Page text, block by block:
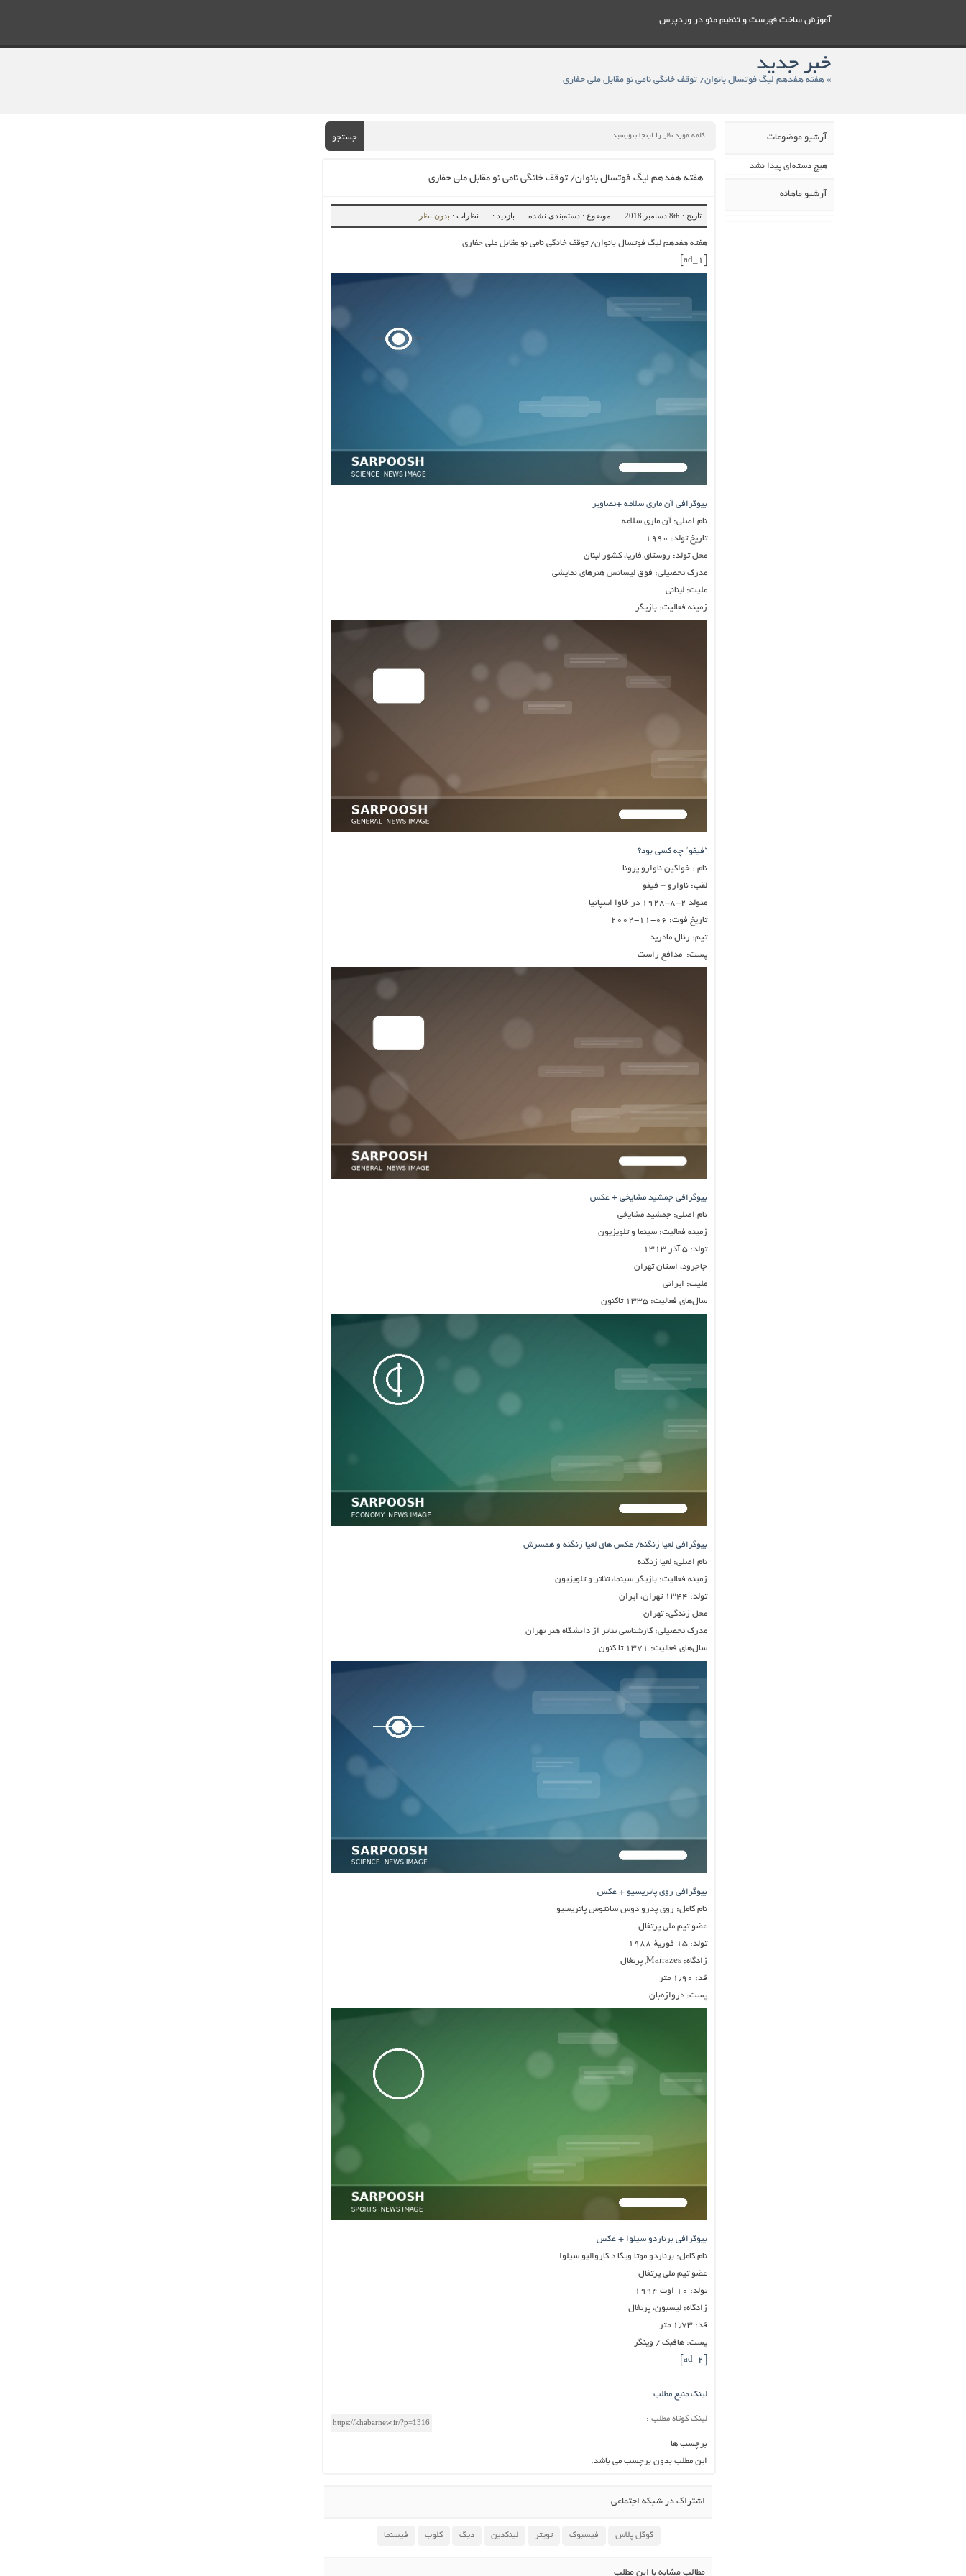
آموزش ساخت فهرست و تنظيم منو در وردپرس
خبر جدید
» هفته هفدهم لیگ فوتسال بانوان/ توقف خانگی نامی نو مقابل ملی حفاری
جستجو
هفته هفدهم لیگ فوتسال بانوان/ توقف خانگی نامی نو مقابل ملی حفاری
تاریخ : 8th دسامبر 2018 موضوع : دسته‌بندی نشده بازدید : نظرات : بدون نظر
هفته هفدهم لیگ فوتسال بانوان/ توقف خانگی نامی نو مقابل ملی حفاری
بیوگرافی آن ماری سلامه +تصاویر
نام اصلی: آن ماری سلامه
تاریخ تولد: ۱۹۹۰
محل تولد: روستای فاریا، کشور لبنان
مدرک تحصیلی: فوق لیسانس هنرهای نمایشی
ملیت: لبنانی
زمینه فعالیت: بازیگر
‘فیفو’ چه کسی بود؟
نام : خواکین ناوارو پرونا
لقب: ناوارو – فیفو
متولد ۲-۸-۱۹۲۸ در خاوا اسپانیا
تاریخ فوت: ۰۶-۱۱-۲۰۰۲
تیم: رئال مادرید
پست: مدافع راست
بیوگرافی جمشید مشایخی + عکس
نام اصلی: جمشید مشایخی
زمینه فعالیت: سینما و تلویزیون
تولد: ۵ آذر ۱۳۱۳
جاجرود، استان تهران
ملیت: ایرانی
سال‌های فعالیت: ۱۳۳۵ تاکنون
بیوگرافی لعیا زنگنه/ عکس های لعیا زنگنه و همسرش
نام اصلی: لعیا زنگنه
زمینه فعالیت: بازیگر سینما، تئاتر و تلویزیون
تولد: ۱۳۴۴ تهران، ایران
محل زندگی: تهران
مدرک تحصیلی: کارشناسی تئاتر از دانشگاه هنر تهران
سال‌های فعالیت: ۱۳۷۱ تا کنون
بیوگرافی روی پاتریسیو + عکس
نام کامل: روی پدرو دوس سانتوس پاتریسیو
عضو تیم ملی پرتغال
تولد: ۱۵ فوریهٔ ۱۹۸۸
زادگاه: Marrazes, پرتغال
قد: ۱٫۹۰ متر
پست: دروازه‌بان
بیوگرافی برناردو سیلوا + عکس
نام کامل: برناردو موتا ویگا د کاروالیو سیلوا
عضو تیم ملی پرتغال
تولد: ۱۰ اوت ۱۹۹۴
زادگاه: لیسبون، پرتغال
قد: ۱٫۷۳ متر
پست: هافبک / وینگر
لینک منبع مطلب
لینک کوتاه مطلب :
برچسب ها
این مطلب بدون برچسب می باشد.
اشتراک در شبکه اجتماعی
گوگل پلاس فیسبوک تویتر لینکدین دیگ کلوب فیسنما
مطالب مشابه با این مطلب
آرشیو موضوعات
هیچ دسته‌ای پیدا نشد
آرشیو ماهانه